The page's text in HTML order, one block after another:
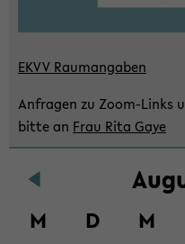
EKVV Raum­an­ga­ben
An­fra­gen zu Zoom-​Links
bitte an Frau Rita Gaye
M D M